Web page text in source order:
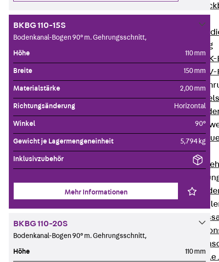
GFK-Bewehrung
FIBERNOX®
Zurück
Zurück
GRIPRIP®
Winkelkonsole
BKBG 110-15S
Bodenkanal-Bogen 90° m. Gehrungsschnitt,
Höhe 110 mm
Breite 150 mm
Materialstärke 2,00 mm
Richtungsänderung Horizontal
Winkel 90°
Gewicht je Lagermengeneinheit 5,794 kg
Inklusivzubehör
Mehr Informationen
BKBG 110-20S
Bodenkanal-Bogen 90° m. Gehrungsschnitt,
Höhe 110 mm